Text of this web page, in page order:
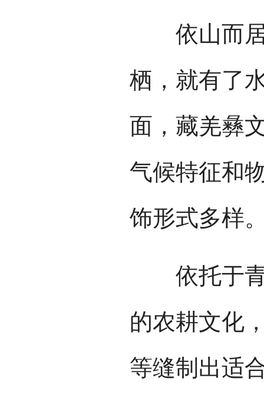
依山而居
栖，就有了
面，藏羌彝
气候特征和
饰形式多样
依托于青
的农耕文化
等缝制出适